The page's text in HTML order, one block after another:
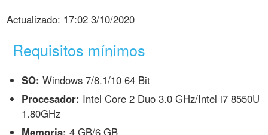
Actualizado: 17:02 3/10/2020
Requisitos mínimos
SO: Windows 7/8.1/10 64 Bit
Procesador: Intel Core 2 Duo 3.0 GHz/Intel i7 8550U
1.80GHz
Memoria: 4 GB/6 GB